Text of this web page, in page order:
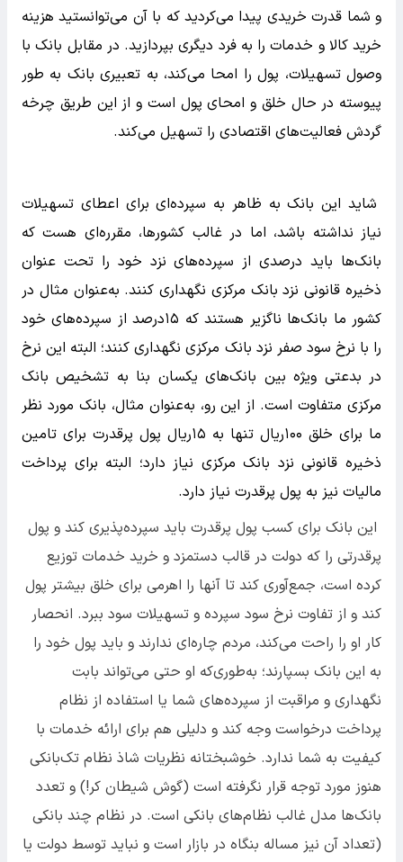
و شما قدرت خریدی پیدا می‌کردید که با آن می‌توانستید هزینه
خرید کالا و خدمات را به فرد دیگری بپردازید. در مقابل بانک با
وصول تسهیلات، پول را امحا می‌کند، به تعبیری بانک به طور
پیوسته در حال خلق و امحای پول است و از این طریق چرخه
گردش فعالیت‌های اقتصادی را تسهیل می‌کند.
شاید این بانک به ظاهر به سپرده‌ای برای اعطای تسهیلات
نیاز نداشته باشد، اما در غالب کشورها، مقرره‌ای هست که
بانک‌ها باید درصدی از سپرده‌های نزد خود را تحت عنوان
ذخیره قانونی نزد بانک مرکزی نگهداری کنند. به‌عنوان مثال در
کشور ما بانک‌ها ناگزیر هستند که ۱۵درصد از سپرده‌های خود
را با نرخ سود صفر نزد بانک مرکزی نگهداری کنند؛ البته این نرخ
در بدعتی ویژه بین بانک‌های یکسان بنا به تشخیص بانک
مرکزی متفاوت است. از این رو، به‌عنوان مثال، بانک مورد نظر
ما برای خلق ۱۰۰ریال تنها به ۱۵ریال پول پرقدرت برای تامین
ذخیره قانونی نزد بانک مرکزی نیاز دارد؛ البته برای پرداخت
مالیات نیز به پول پرقدرت نیاز دارد.
این بانک برای کسب پول پرقدرت ‌باید سپرده‌پذیری کند و پول
پرقدرتی را که دولت در قالب دستمزد و خرید خدمات توزیع
کرده است، جمع‌آوری کند تا آنها را اهرمی برای خلق بیشتر پول
کند و از تفاوت نرخ سود سپرده و تسهیلات سود ببرد. انحصار
کار او را راحت می‌کند، مردم چاره‌ای ندارند و باید پول خود را
به این بانک بسپارند؛ به‌طوری‌که او حتی می‌تواند بابت
نگهداری و مراقبت از سپرده‌های شما یا استفاده از نظام
پرداخت درخواست وجه کند و دلیلی هم برای ارائه خدمات با
کیفیت به شما ندارد. خوشبختانه نظریات شاذ نظام تک‌بانکی
هنوز مورد توجه قرار نگرفته است (گوش شیطان کر!) و تعدد
بانک‌ها مدل غالب نظام‌های بانکی است. در نظام چند بانکی
(تعداد آن نیز مساله بنگاه در بازار است و نباید توسط دولت یا